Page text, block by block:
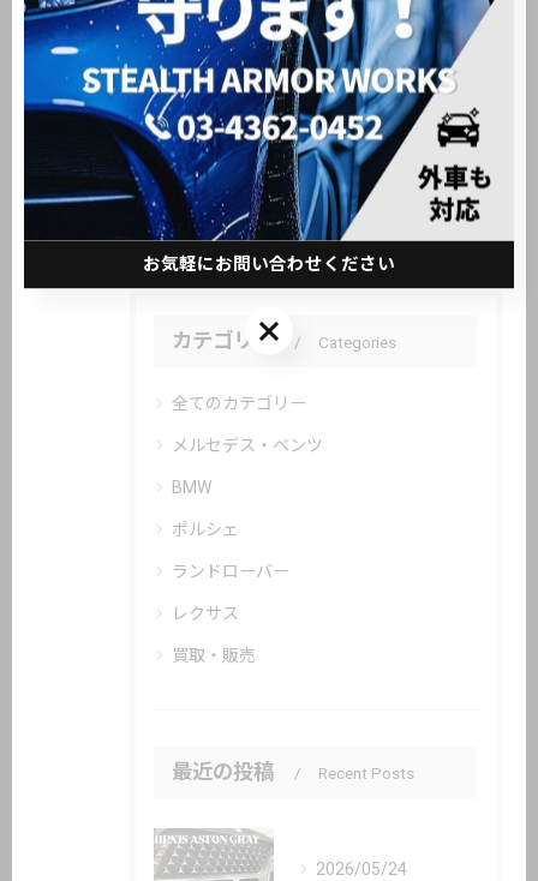
関連タグ
#大田区 #新車販売 #中古車販売
カテゴリー Categories
全てのカテゴリー
メルセデス・ベンツ
BMW
ポルシェ
ランドローバー
レクサス
買取・販売
最近の投稿 Recent Posts
2026/05/24
お気軽にお問い合わせください
お気軽にお問い合わせください